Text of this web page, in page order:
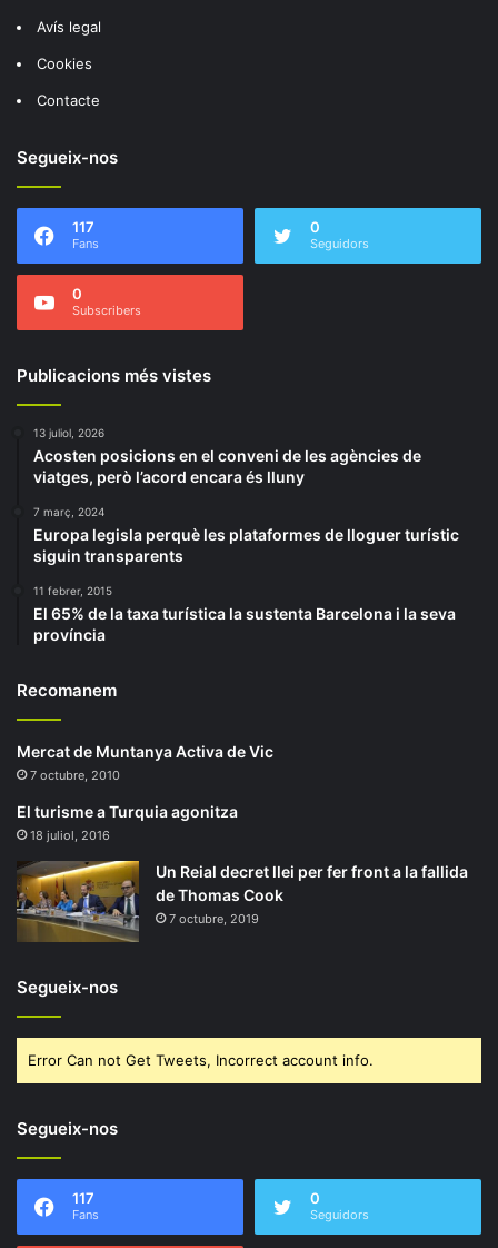
Avís legal
Cookies
Contacte
Segueix-nos
117
Fans
0
Seguidors
0
Subscribers
Publicacions més vistes
13 juliol, 2026
Acosten posicions en el conveni de les agències de
viatges, però l’acord encara és lluny
7 març, 2024
Europa legisla perquè les plataformes de lloguer turístic
siguin transparents
11 febrer, 2015
El 65% de la taxa turística la sustenta Barcelona i la seva
província
Recomanem
Mercat de Muntanya Activa de Vic
7 octubre, 2010
El turisme a Turquia agonitza
18 juliol, 2016
Un Reial decret llei per fer front a la fallida
de Thomas Cook
7 octubre, 2019
Segueix-nos
Error Can not Get Tweets, Incorrect account info.
Segueix-nos
117
Fans
0
Seguidors